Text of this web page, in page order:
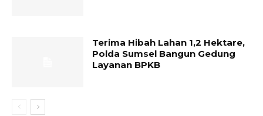
Terima Hibah Lahan 1,2 Hektare,
Polda Sumsel Bangun Gedung
Layanan BPKB